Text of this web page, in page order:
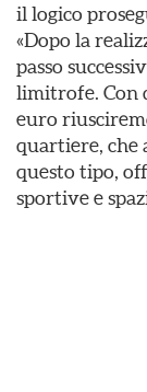
il logico
«Dopo la
passo
limitrofe. Con
euro
quartiere, che
questo tipo,
sportive e